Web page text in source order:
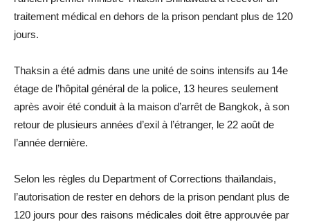
traitement médical en dehors de la prison pendant plus de 120
jours.
Thaksin a été admis dans une unité de soins intensifs au 14e
étage de l’hôpital général de la police, 13 heures seulement
après avoir été conduit à la maison d’arrêt de Bangkok, à son
retour de plusieurs années d’exil à l’étranger, le 22 août de
l’année dernière.
Selon les règles du Department of Corrections thaïlandais,
l’autorisation de rester en dehors de la prison pendant plus de
120 jours pour des raisons médicales doit être approuvée par